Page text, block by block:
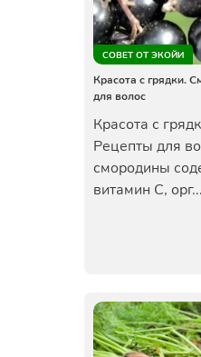
СОВЕТ ОТ ЭКОЙИ
Красота с грядки.
для волос
Красота с
Рецепты для
смородины
витамин С, орг...